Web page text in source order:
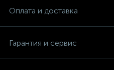
Оплата и доставка
Гарантия и сервис